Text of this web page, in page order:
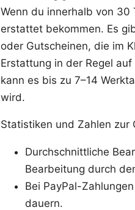
Wenn du innerhalb von
erstattet bekommen. Es
oder Gutscheinen, die im
Erstattung in der Regel
kann es bis zu 7–14
wird.
Statistiken und Zahlen zur
Durchschnittliche
Bearbeitung durch
Bei PayPal-
dauern.